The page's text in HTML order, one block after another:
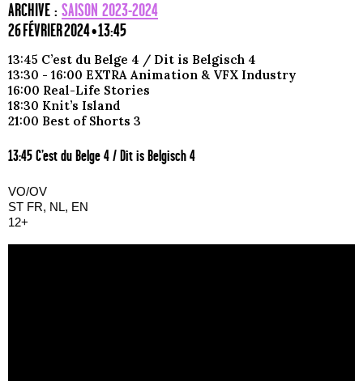
ARCHIVE : SAISON 2023-2024
26 FÉVRIER 2024 • 13:45
13:45 C’est du Belge 4 / Dit is Belgisch 4
13:30 - 16:00 EXTRA Animation & VFX Industry
16:00 Real-Life Stories
18:30 Knit’s Island
21:00 Best of Shorts 3
13:45 C’est du Belge 4 / Dit is Belgisch 4
VO/OV
ST FR, NL, EN
12+